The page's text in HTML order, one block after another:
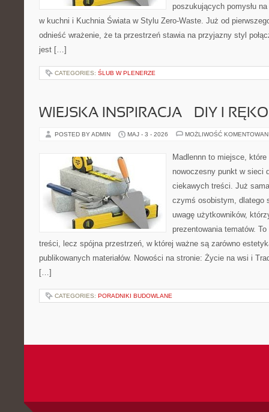
poszukujących pomysłu
w kuchni i Kuchnia Świata w Stylu Zero-Waste. Już od
odnieść wrażenie, że ta przestrzeń stawia na przyjazny styl
jest […]
CATEGORIES: ŚLUB W PLENERZE
WIEJSKA INSPIRACJA – DIY I
POSTED BY ADMIN MAJ - 3 - 2026 MOŻLIWOŚĆ
Madlennn to miejsce,
nowoczesny punkt w sieci
ciekawych treści. Już
czymś osobistym, dlatego
uwagę użytkowników,
prezentowania tematów.
treści, lecz spójna przestrzeń, w której ważne są zarówno
publikowanych materiałów. Nowości na stronie: Życie na wsi i
[…]
CATEGORIES: PORADNIKI BUDOWLANE